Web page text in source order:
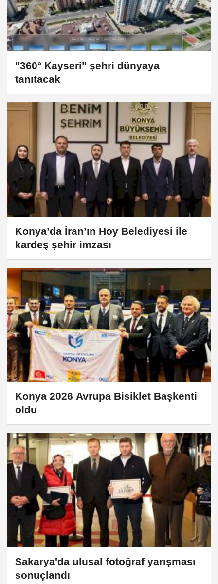
"360° Kayseri" şehri dünyaya
tanıtacak
Konya’da İran’ın Hoy Belediyesi ile
kardeş şehir imzası
Konya 2026 Avrupa Bisiklet Başkenti
oldu
Sakarya'da ulusal fotoğraf yarışması
sonuçlandı